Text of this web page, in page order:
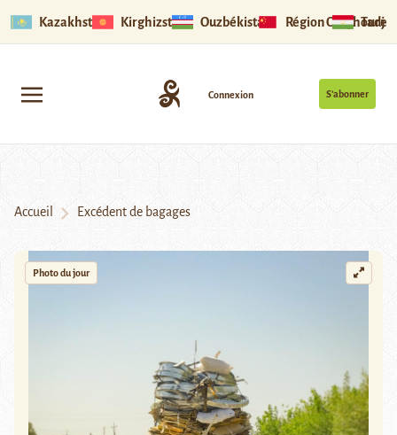
Kazakhstan Kirghizstan Ouzbékistan Région Ouïghoure
S’abonner
Connexion
Accueil Excédent de bagages
Photo du jour